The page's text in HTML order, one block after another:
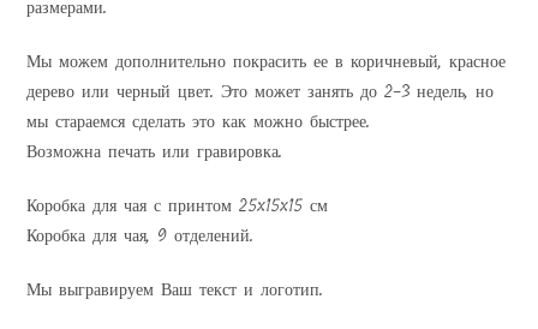
размерами.
Мы можем дополнительно покрасить ее в коричневый, красное
дерево или черный цвет. Это может занять до 2-3 недель, но
мы стараемся сделать это как можно быстрее.
Возможна печать или гравировка.
Коробка для чая с принтом 25x15x15 см
Коробка для чая, 9 отделений.
Мы выгравируем Ваш текст и логотип.